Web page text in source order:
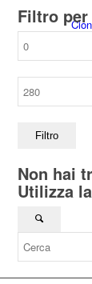
Filtro per
Filtro
Non hai
Utilizza